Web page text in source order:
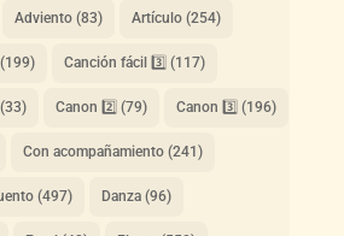
Adviento(83) Artículo(254)
(199) Canción fácil 3️⃣ (117)
(33) Canon 2️⃣ (79) Canon 3️⃣ (196)
Con acompañamiento(241)
(497) Danza(96)